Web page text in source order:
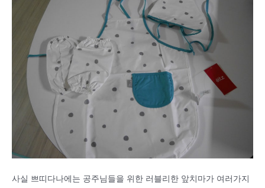
사실 쁘띠다나에는 공주님들을 위한 러블리한 앞치마가 여러가지